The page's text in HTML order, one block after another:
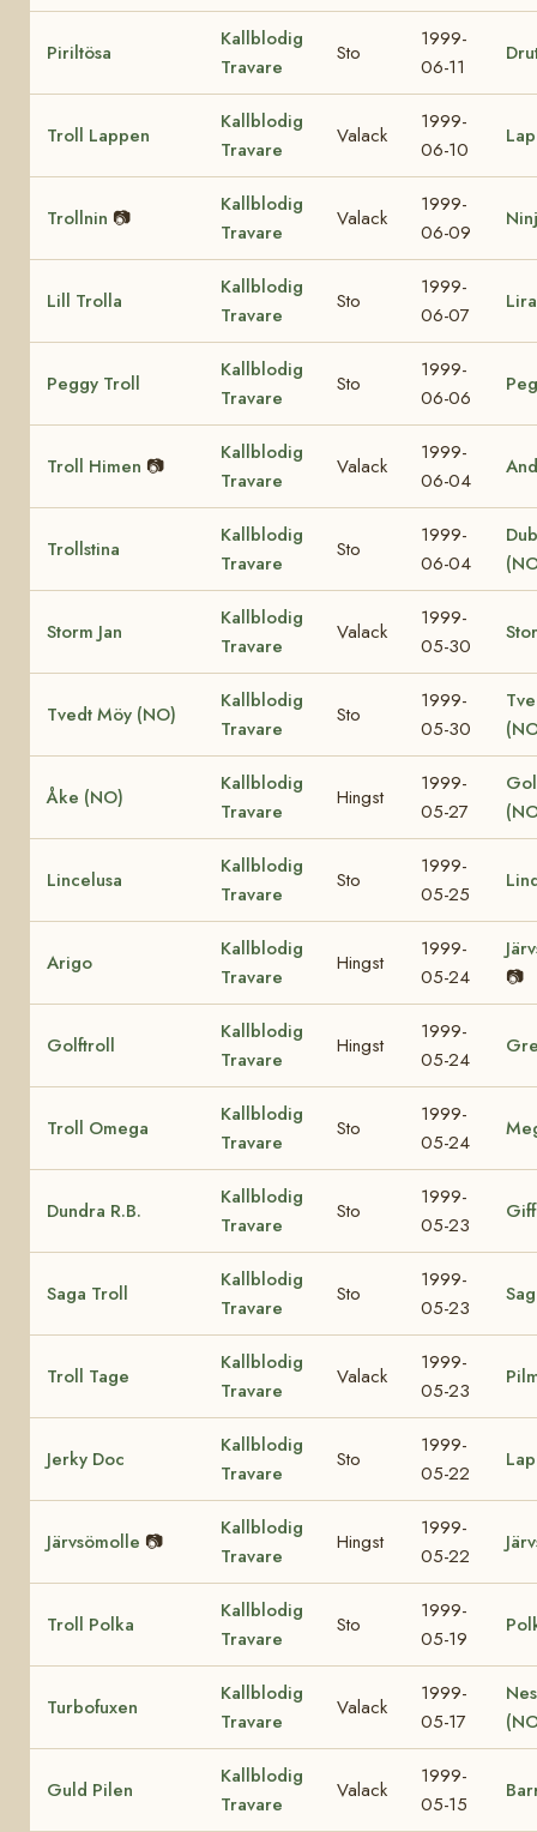
Piriltösa
Kallblodig
Travare
Sto
1999-
06-11
Troll Lappen
Kallblodig
Travare
Valack
1999-
06-10
Trollnin 📷
Kallblodig
Travare
Valack
1999-
06-09
Lill Trolla
Kallblodig
Travare
Sto
1999-
06-07
Peggy Troll
Kallblodig
Travare
Sto
1999-
06-06
Troll Himen 📷
Kallblodig
Travare
Valack
1999-
06-04
Trollstina
Kallblodig
Travare
Sto
1999-
06-04
Storm Jan
Kallblodig
Travare
Valack
1999-
05-30
Tvedt Möy (NO)
Kallblodig
Travare
Sto
1999-
05-30
Åke (NO)
Kallblodig
Travare
Hingst
1999-
05-27
Lincelusa
Kallblodig
Travare
Sto
1999-
05-25
Arigo
Kallblodig
Travare
Hingst
1999-
05-24
📷
Golftroll
Kallblodig
Travare
Hingst
1999-
05-24
Troll Omega
Kallblodig
Travare
Sto
1999-
05-24
Dundra R.B.
Kallblodig
Travare
Sto
1999-
05-23
Saga Troll
Kallblodig
Travare
Sto
1999-
05-23
Troll Tage
Kallblodig
Travare
Valack
1999-
05-23
Jerky Doc
Kallblodig
Travare
Sto
1999-
05-22
Järvsömolle 📷
Kallblodig
Travare
Hingst
1999-
05-22
Troll Polka
Kallblodig
Travare
Sto
1999-
05-19
Turbofuxen
Kallblodig
Travare
Valack
1999-
05-17
Guld Pilen
Kallblodig
Travare
Valack
1999-
05-15